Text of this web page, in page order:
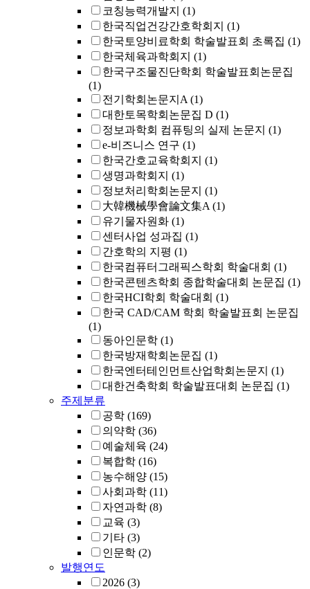
코칭능력개발지 (1)
한국직업건강간호학회지 (1)
한국토양비료학회 학술발표회 초록집 (1)
한국체육과학회지 (1)
한국구조물진단학회 학술발표회논문집
(1)
전기학회논문지A (1)
대한토목학회논문집 D (1)
정보과학회 컴퓨팅의 실제 논문지 (1)
e-비즈니스 연구 (1)
한국간호교육학회지 (1)
생명과학회지 (1)
정보처리학회논문지 (1)
大韓機械學會論文集A (1)
유기물자원화 (1)
센터사업 성과집 (1)
간호학의 지평 (1)
한국컴퓨터그래픽스학회 학술대회 (1)
한국콘텐츠학회 종합학술대회 논문집 (1)
한국HCI학회 학술대회 (1)
한국 CAD/CAM 학회 학술발표회 논문집
(1)
동아인문학 (1)
한국방재학회논문집 (1)
한국엔터테인먼트산업학회논문지 (1)
대한건축학회 학술발표대회 논문집 (1)
주제분류
공학 (169)
의약학 (36)
예술체육 (24)
복합학 (16)
농수해양 (15)
사회과학 (11)
자연과학 (8)
교육 (3)
기타 (3)
인문학 (2)
발행연도
2026 (3)